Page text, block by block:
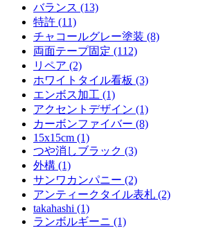
バランス (13)
特許 (11)
チャコールグレー塗装 (8)
両面テープ固定 (112)
リペア (2)
ホワイトタイル看板 (3)
エンボス加工 (1)
アクセントデザイン (1)
カーボンファイバー (8)
15x15cm (1)
つや消しブラック (3)
外構 (1)
サンワカンパニー (2)
アンティークタイル表札 (2)
takahashi (1)
ランボルギーニ (1)